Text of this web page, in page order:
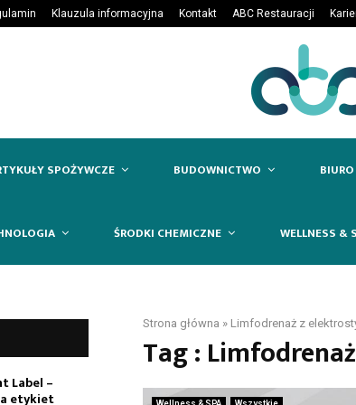
Klauzula informacyjna Kontakt ABC Restauracji
SPOŻYWCZE BUDOWNICTWO
ŚRODKI CHEMICZNE WELLNESS &
Strona główna » Limfodrenaż z
Tag :
Label –
etykiet